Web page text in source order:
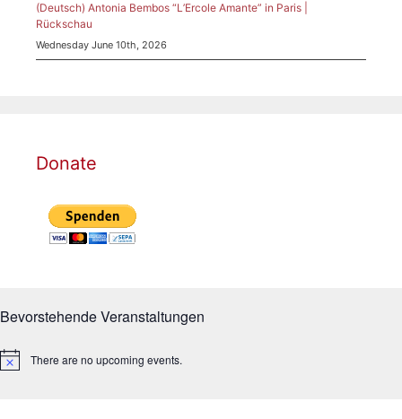
(Deutsch) Antonia Bembos “L’Ercole Amante” in Paris |
Rückschau
Wednesday June 10th, 2026
Donate
Bevorstehende Veranstaltungen
N
There are no upcoming events.